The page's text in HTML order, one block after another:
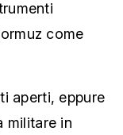
come
aperti, eppure
militare in